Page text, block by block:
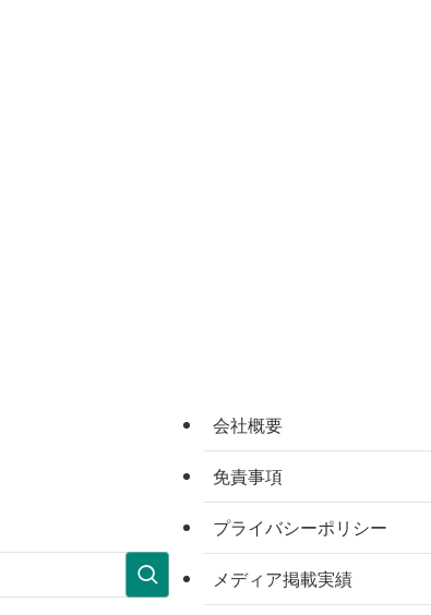
会社概要
免責事項
プライバシーポリシー
メディア掲載実績